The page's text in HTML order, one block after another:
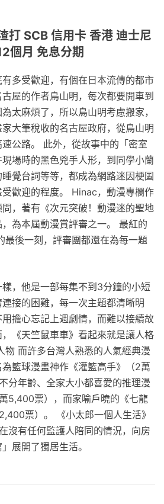
打 SCB 信用卡 香港 迪士尼
個月 免息分期
多受歡迎，有個在日本流傳的都市
屋的作者鳥山明，每次都要開車到
太麻煩了，所以鳥山明考慮搬家，
大筆稅收的名古屋政府，從鳥山明
公路。 此外，從故事中的「密室
場時的黑色兇手人形，到同學小蘭
覺台詞等等，都成為網路迷因梗圖
歡迎的程度。 Hinac，動漫專欄作
，著有《次元突破！動漫迷的聖地
為本屆動漫賞評審之一。 最紅的
最後一刻，評審團都還在為每一題
，他是一部每集不到3分鐘的小短
接的困難，每一次主題都清晰明
擔心忘記上週劇情，而難以接續故
《天竺鼠車車》看起來就是讓人格
物 而許多台灣人熟悉的人氣經典漫
籃球漫畫神作《灌籃高手》（2萬
分年齡、全家大小都喜愛的推理漫
5,400票），而家喻戶曉的《七龍
票）。 《小太郎一個人生活》
沒有任何監護人陪同的情況，向房
展開了獨居生活。